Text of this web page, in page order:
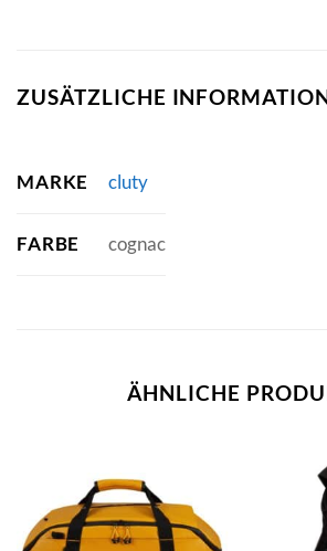
ZUSÄTZLICHE
MARKE cluty
FARBE cognac
ÄHNLICHE